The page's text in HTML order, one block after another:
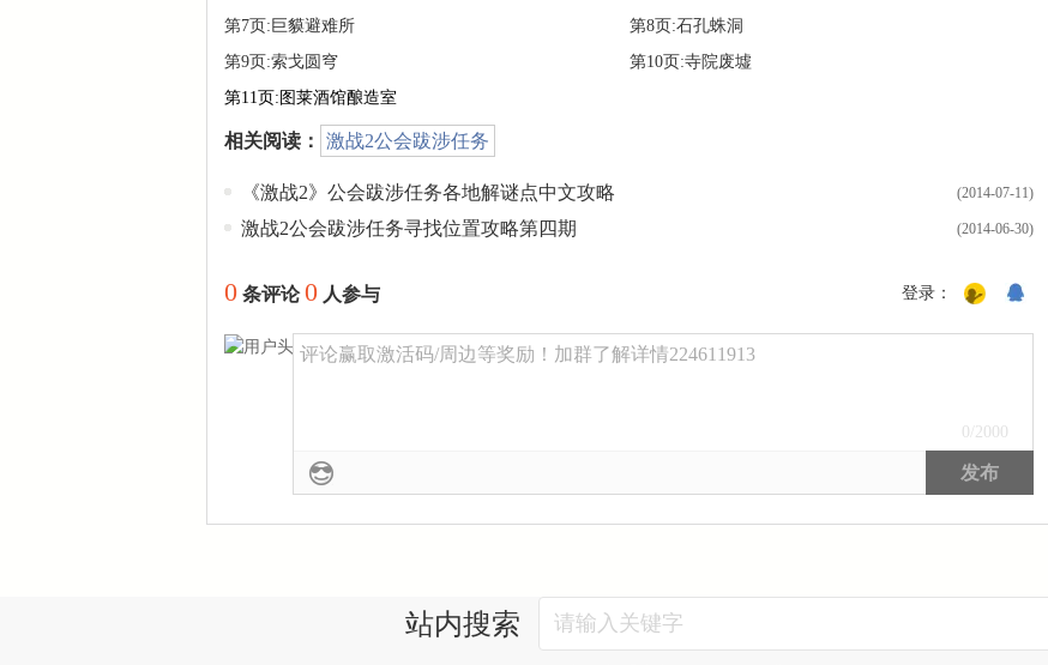
第7页:巨貘避难所
第9页:索戈圆穹
第11页:图莱酒馆酿造室
第8页:石孔蛛洞
第10页:寺院废墟
相关阅读： 激战2公会跋涉任务
(2014-07-11)
《激战2》公会跋涉任务各地解谜点中文攻略
(2014-06-30)
激战2公会跋涉任务寻找位置攻略第四期
0 条评论0 人参与 登录：
评论赢取激活码/周边等奖励！加群了解详情224611913
0 /2000
发布
站内搜索